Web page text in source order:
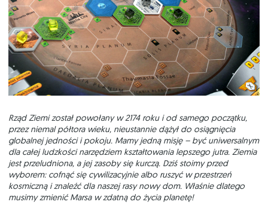
Rząd Ziemi został powołany w 2174 roku i od samego początku,
przez niemal półtora wieku, nieustannie dążył do osiągnięcia
globalnej jedności i pokoju. Mamy jedną misję – być uniwersalnym
dla całej ludzkości narzędziem kształtowania lepszego jutra. Ziemia
jest przeludniona, a jej zasoby się kurczą. Dziś stoimy przed
wyborem: cofnąć się cywilizacyjnie albo ruszyć w przestrzeń
kosmiczną i znaleźć dla naszej rasy nowy dom. Właśnie dlatego
musimy zmienić Marsa w zdatną do życia planetę!